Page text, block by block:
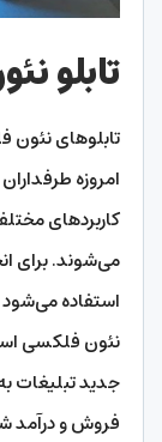
تابلو
تابلوهای
امروزه
کاربردهای
می‌شوند. برای
استفاده می‌شود
نئون فلکسی
جدید تبلیغات
فروش و درآمد